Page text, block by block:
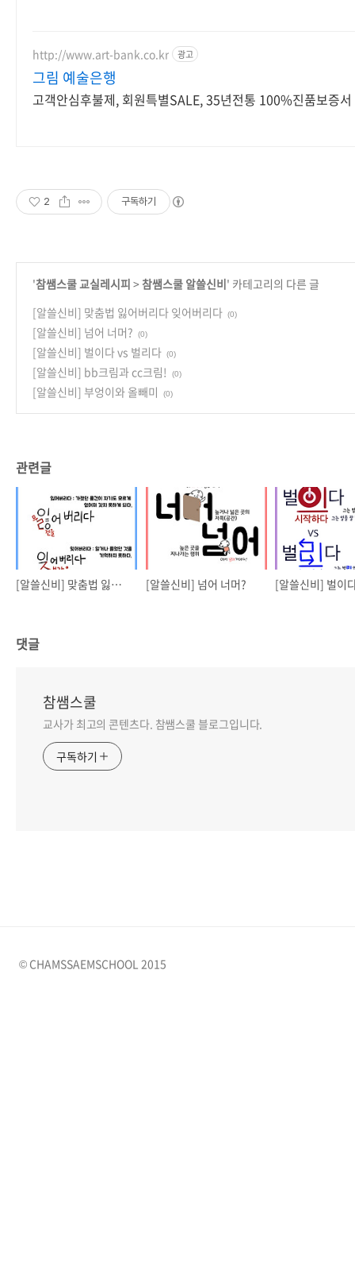
http://www.art-bank.co.kr 광고
그림 예술은행
고객안심후불제, 회원특별SALE, 35년전통 100%진품보증
2 구독하기
'참쌤스쿨 교실레시피 > 참쌤스쿨 알쓸신비' 카테고리의 다른 글
[알쓸신비] 맞춤법 잃어버리다 잊어버리다 (0)
[알쓸신비] 넘어 너머? (0)
[알쓸신비] 벌이다 vs 벌리다 (0)
[알쓸신비] bb크림과 cc크림! (0)
[알쓸신비] 부엉이와 올빼미 (0)
관련글
[알쓸신비] 맞춤법 잃어버리다 잊어버리다 [알쓸신비] 넘어 너머?
댓글
참쌤스쿨
교사가 최고의 콘텐츠다. 참쌤스쿨 블로그입니다.
구독하기
© CHAMSSAEMSCHOOL 2015